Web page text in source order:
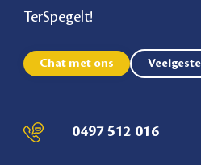
TerSpegelt!
Chat met ons
0497 512 016